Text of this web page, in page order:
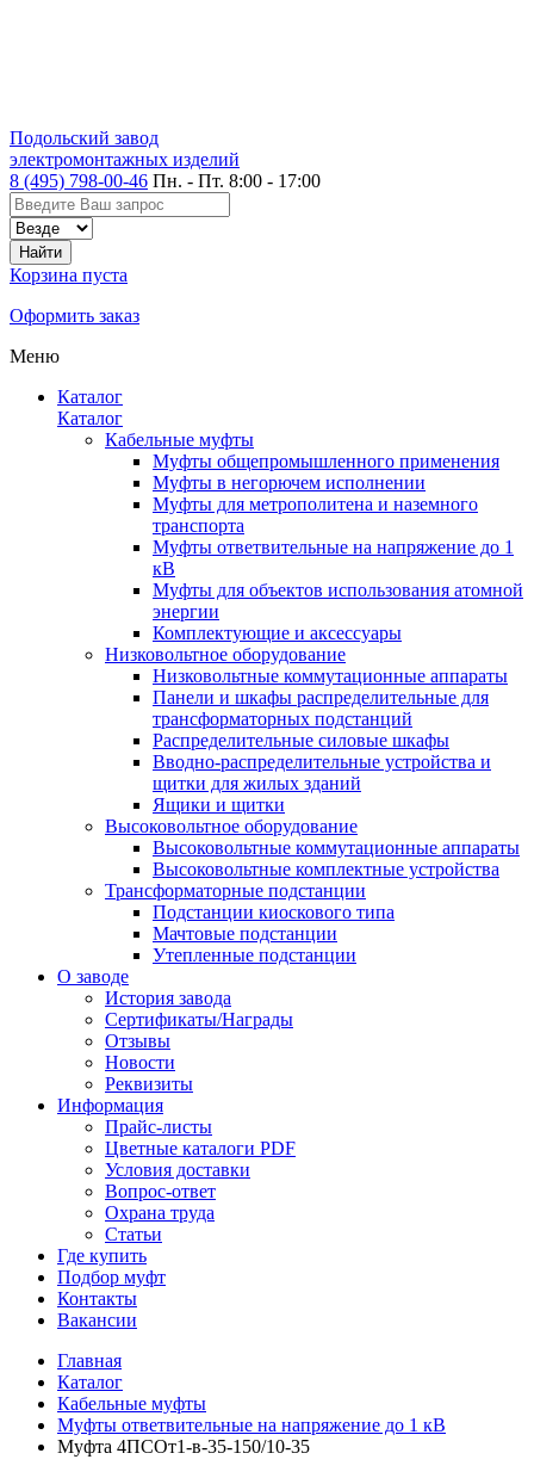
Подольский завод
электромонтажных изделий
8 (495) 798-00-46 Пн. - Пт. 8:00 - 17:00
Корзина пуста
Оформить заказ
Меню
Каталог
Каталог
Кабельные муфты
Муфты общепромышленного применения
Муфты в негорючем исполнении
Муфты для метрополитена и наземного
транспорта
Муфты ответвительные на напряжение до 1
кВ
Муфты для объектов использования атомной
энергии
Комплектующие и аксессуары
Низковольтное оборудование
Низковольтные коммутационные аппараты
Панели и шкафы распределительные для
трансформаторных подстанций
Распределительные силовые шкафы
Вводно-распределительные устройства и
щитки для жилых зданий
Ящики и щитки
Высоковольтное оборудование
Высоковольтные коммутационные аппараты
Высоковольтные комплектные устройства
Трансформаторные подстанции
Подстанции киоскового типа
Мачтовые подстанции
Утепленные подстанции
О заводе
История завода
Сертификаты/Награды
Отзывы
Новости
Реквизиты
Информация
Прайс-листы
Цветные каталоги PDF
Условия доставки
Вопрос-ответ
Охрана труда
Статьи
Где купить
Подбор муфт
Контакты
Вакансии
Главная
Каталог
Кабельные муфты
Муфты ответвительные на напряжение до 1 кВ
Муфта 4ПСОт1-в-35-150/10-35